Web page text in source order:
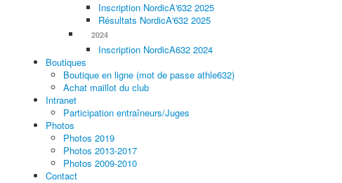
Inscription NordicA'632 2025
Résultats NordicA'632 2025
2024
Inscription NordicA632 2024
Boutiques
Boutique en ligne (mot de passe athle632)
Achat maillot du club
Intranet
Participation entraîneurs/Juges
Photos
Photos 2019
Photos 2013-2017
Photos 2009-2010
Contact